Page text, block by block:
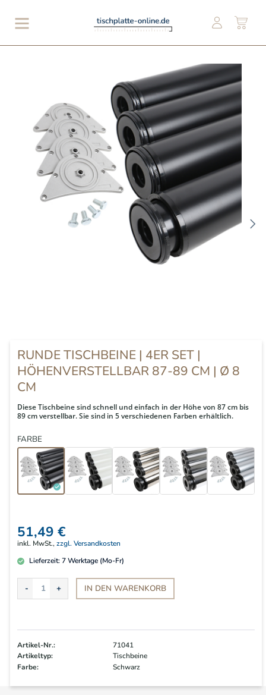
RUNDE TISCHBEINE | 4ER SET |
HÖHENVERSTELLBAR 87-89 CM | Ø 8
CM
Diese Tischbeine sind schnell und einfach in der Höhe von 87 cm bis
89 cm verstellbar. Sie sind in 5 verschiedenen Farben erhältlich.
FARBE
51,49 €
inkl. MwSt.,zzgl. Versandkosten
Lieferzeit: 7Werktage (Mo-Fr)
IN DEN WARENKORB
Artikel-Nr.:
71041
Artikeltyp:
Tischbeine
Farbe:
Schwarz